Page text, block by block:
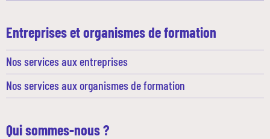
Entreprises et organismes de formation
Nos services aux entreprises
Nos services aux organismes de formation
Qui sommes-nous ?